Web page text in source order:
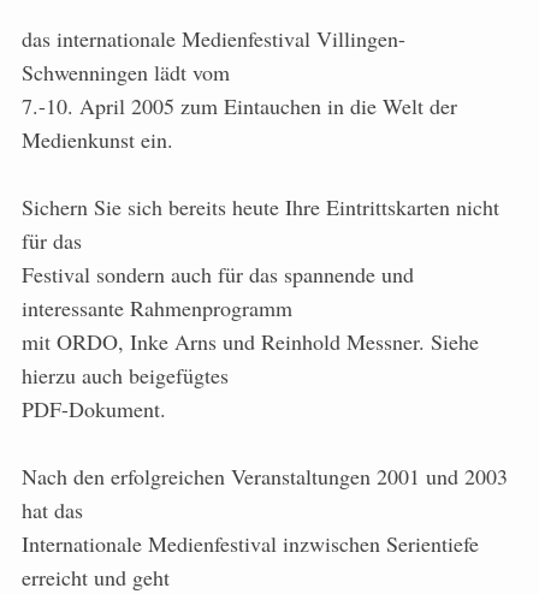
das internationale Medienfestival Villingen-
Schwenningen lädt vom
7.-10. April 2005 zum Eintauchen in die Welt der
Medienkunst ein.
Sichern Sie sich bereits heute Ihre Eintrittskarten nicht
für das
Festival sondern auch für das spannende und
interessante Rahmenprogramm
mit ORDO, Inke Arns und Reinhold Messner. Siehe
hierzu auch beigefügtes
PDF-Dokument.
Nach den erfolgreichen Veranstaltungen 2001 und 2003
hat das
Internationale Medienfestival inzwischen Serientiefe
erreicht und geht